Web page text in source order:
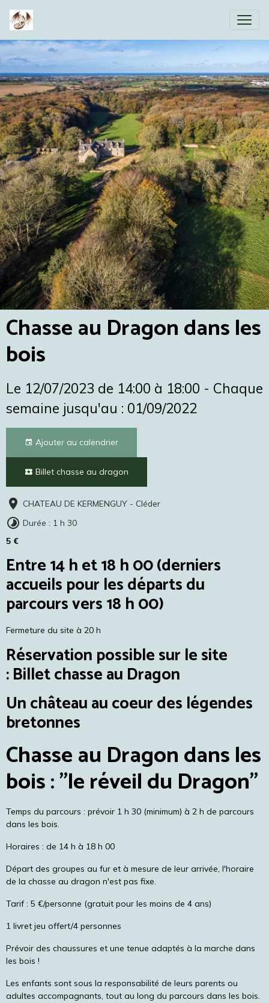
Chasse au Dragon dans les
bois
Le 12/07/2023 de 14:00 à 18:00 - Chaque
semaine jusqu'au : 01/09/2022
Ajouter au calendrier
Billet chasse au dragon
CHATEAU DE KERMENGUY - Cléder
Durée : 1 h 30
5 €
Entre 14 h et 18 h 00 (derniers
accueils pour les départs du
parcours vers 18 h 00)
Fermeture du site à 20 h
Réservation possible sur le site
:Billet chasse au Dragon
Un château au coeur des légendes
bretonnes
Chasse au Dragon dans les
bois : "le réveil du Dragon"
Temps du parcours : prévoir 1 h 30 (minimum) à 2 h de parcours
dans les bois.
Horaires : de 14 h à 18 h 00
Départ des groupes au fur et à mesure de leur arrivée, l'horaire
de la chasse au dragon n'est pas fixe.
Tarif : 5 €/personne (gratuit pour les moins de 4 ans)
1 livret jeu offert/4 personnes
Prévoir des chaussures et une tenue adaptés à la marche dans
les bois !
Les enfants sont sous la responsabilité de leurs parents ou
adultes accompagnants, tout au long du parcours dans les bois.